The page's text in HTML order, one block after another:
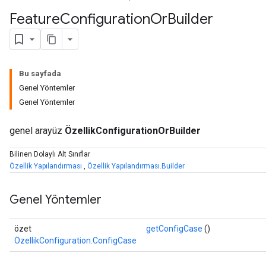
FeatureConfigurationOrBuilder
Bu sayfada
Genel Yöntemler
Genel Yöntemler
genel arayüz ÖzellikConfigurationOrBuilder
Bilinen Dolaylı Alt Sınıflar
Özellik Yapılandırması , Özellik Yapılandırması.Builder
Genel Yöntemler
özet
ÖzellikConfiguration.ConfigCase
getConfigCase ()